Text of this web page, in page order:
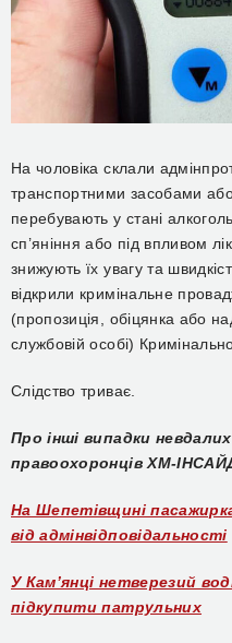
На чоловіка склали
транспортними засобами
перебувають у стані
сп’яніння або під впливом
знижують їх увагу та
відкрили кримінальне
(пропозиція, обіцянка або
службовій особі)
Слідство триває.
Про інші випадки
правоохоронців ХМ-
На Шепетівщині
від адмінвідповідальності
У Камʼянці нетверезий
підкупити патрульних